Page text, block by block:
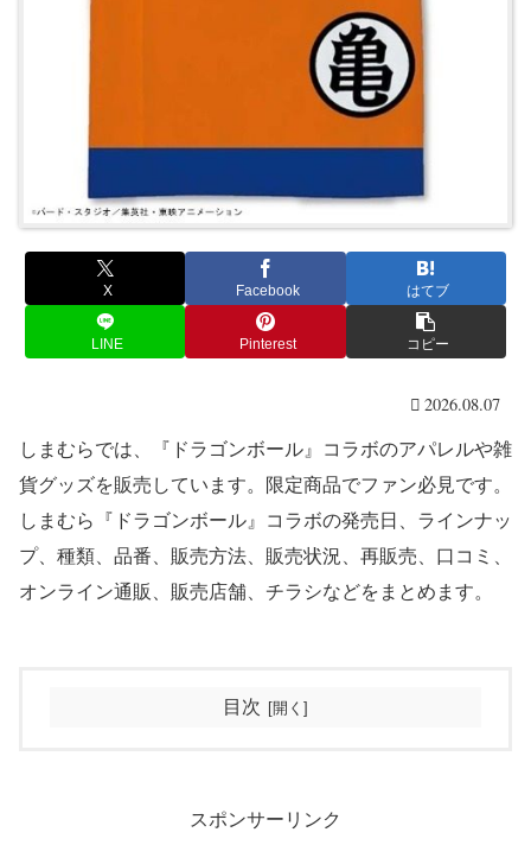
X Facebook はてブ
LINE Pinterest コピー
2026.08.07
しまむらでは、『ドラゴンボール』コラボのアパレルや雑
貨グッズを販売しています。限定商品でファン必見です。
しまむら『ドラゴンボール』コラボの発売日、ラインナッ
プ、種類、品番、販売方法、販売状況、再販売、口コミ、
オンライン通販、販売店舗、チラシなどをまとめます。
目次
スポンサーリンク